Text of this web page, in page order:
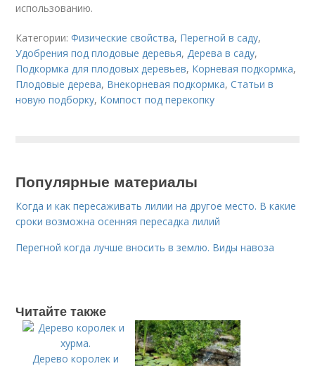
использованию.
Категории:Физические свойства, Перегной в саду,
Удобрения под плодовые деревья,Дерева в саду,
Подкормка для плодовых деревьев, Корневая подкормка,
Плодовые дерева, Внекорневая подкормка,Статьи в
новую подборку, Компост под перекопку
Популярные материалы
Когда и как пересаживать лилии на другое место. В какие
сроки возможна осенняя пересадка лилий
Перегной когда лучше вносить в землю. Виды навоза
Читайте также
Дерево королек и